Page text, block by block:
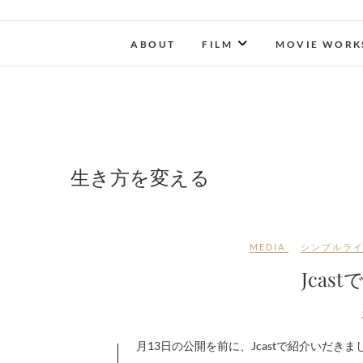
ABOUT FILM MOVIE
生き方を変える
MEDIA シンプルラ
Jcast
1月13日の公開を前に、Jcastで紹介いだき